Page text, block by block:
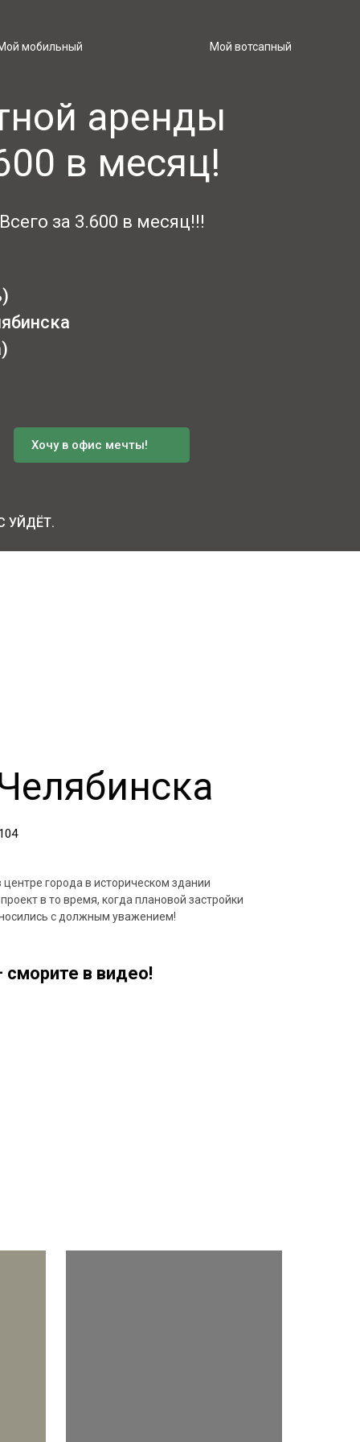
мобильный Мой вотсапный
аренды
в месяц!
за 3.600 в месяц!!!
Хочу в офис мечты!
УЙДЁТ.
города в историческом здании
в то время, когда плановой застройки
с должным уважением!
в видео!